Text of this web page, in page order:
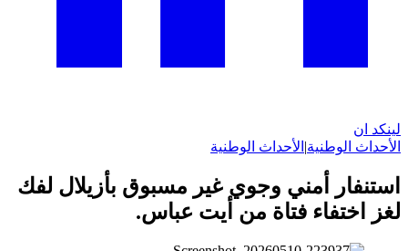
لينكد ان
الأحداث الوطنية| الأحداث الوطنية
استنفار أمني وجوي غير مسبوق بأزيلال لفك
لغز اختفاء فتاة من أيت عباس.